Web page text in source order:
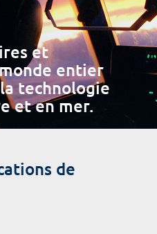
et
entier
technologie
et en mer.
de